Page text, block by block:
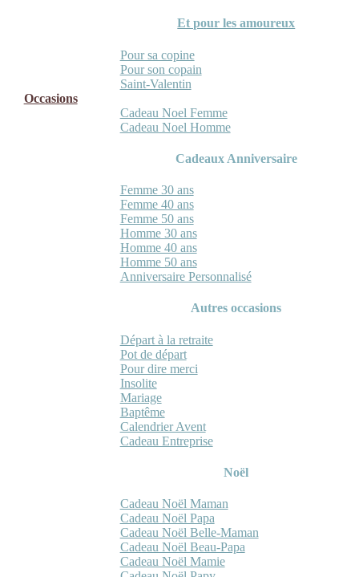
Et pour les amoureux
Pour sa copine
Pour son copain
Saint-Valentin
Occasions
Cadeau Noel Femme
Cadeau Noel Homme
Cadeaux Anniversaire
Femme 30 ans
Femme 40 ans
Femme 50 ans
Homme 30 ans
Homme 40 ans
Homme 50 ans
Anniversaire Personnalisé
Autres occasions
Départ à la retraite
Pot de départ
Pour dire merci
Insolite
Mariage
Baptême
Calendrier Avent
Cadeau Entreprise
Noël
Cadeau Noël Maman
Cadeau Noël Papa
Cadeau Noël Belle-Maman
Cadeau Noël Beau-Papa
Cadeau Noël Mamie